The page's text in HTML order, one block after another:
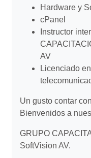
Hardware y
cPanel
Instructor
AV
Licenciado
Un gusto contar
Bienvenidos a
GRUPO
SoftVision AV.